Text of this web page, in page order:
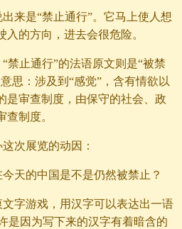
来是“禁止通行”。它马上使人想
的方向，进去会很危险。
止通行”的法语原文则是“被禁
思：涉及到“感觉”，含有情欲以
是审查制度，由保守的社会、政
制度。
次展览的动因：
天的中国是不是仍然被禁止？
字游戏，用汉字可以表达出一语
是因为写下来的汉字有着暗含的